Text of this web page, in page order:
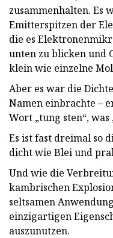
zusammenhalten. Es
Emitterspitzen der
die es
unten zu blicken und
klein wie einzelne
Aber es war die
Namen einbrachte –
Wort „tung sten“,
Es ist fast dreimal so
dicht wie Blei und
Und wie die
kambrischen
seltsamen
einzigartigen
auszunutzen.